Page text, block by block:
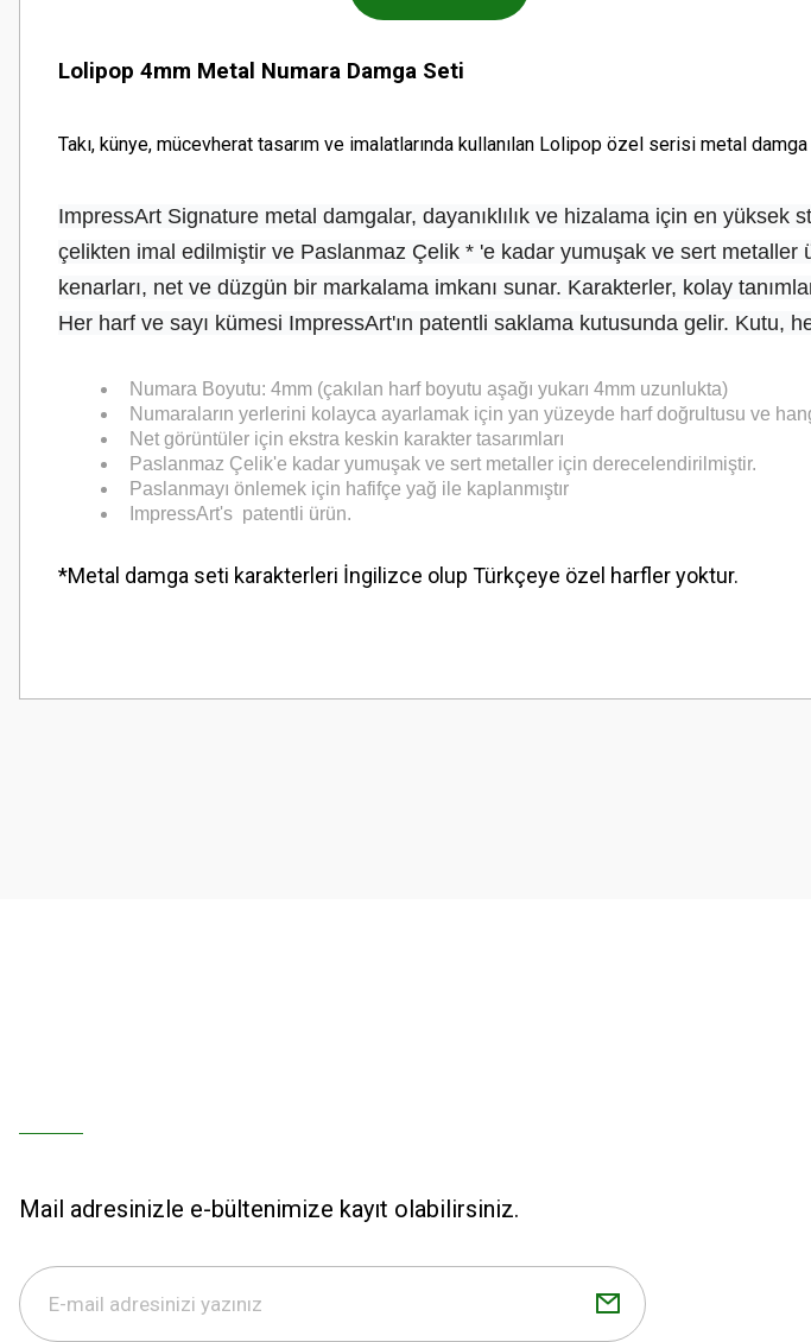
Lolipop 4mm Metal Numara Damga Seti
Takı, künye, mücevherat tasarım ve imalatlarında kullanılan Lolipop özel serisi metal
ImpressArt Signature metal damgalar, dayanıklılık ve hizalama için en
çelikten imal edilmiştir ve Paslanmaz Çelik * 'e kadar yumuşak ve sert metaller
kenarları, net ve düzgün bir markalama imkanı sunar. Karakterler, kolay
Her harf ve sayı kümesi ImpressArt'ın patentli saklama kutusunda gelir.
Numara Boyutu: 4mm (çakılan harf boyutu aşağı yukarı 4mm uzunlukta)
Numaraların yerlerini kolayca ayarlamak için yan yüzeyde harf doğrultusu ve
Net görüntüler için ekstra keskin karakter tasarımları
Paslanmaz Çelik'e kadar yumuşak ve sert metaller için derecelendirilmiştir.
Paslanmayı önlemek için hafifçe yağ ile kaplanmıştır
ImpressArt's patentli ürün.
*Metal damga seti karakterleri İngilizce olup Türkçeye özel harfler yoktur.
Görüş ve önerileriniz için teşekkür ederiz.
Mail adresinizle e-bültenimize kayıt olabilirsiniz.